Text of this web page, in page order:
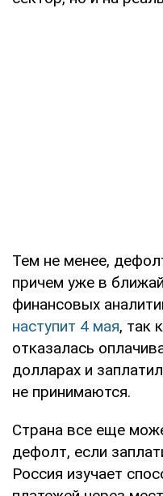
Тем не менее,
причем уже в
финансовых
наступит 4 мая, так
отказалась
долларах и
не принимаются.
Страна все еще
дефолт, если
Россия изучает